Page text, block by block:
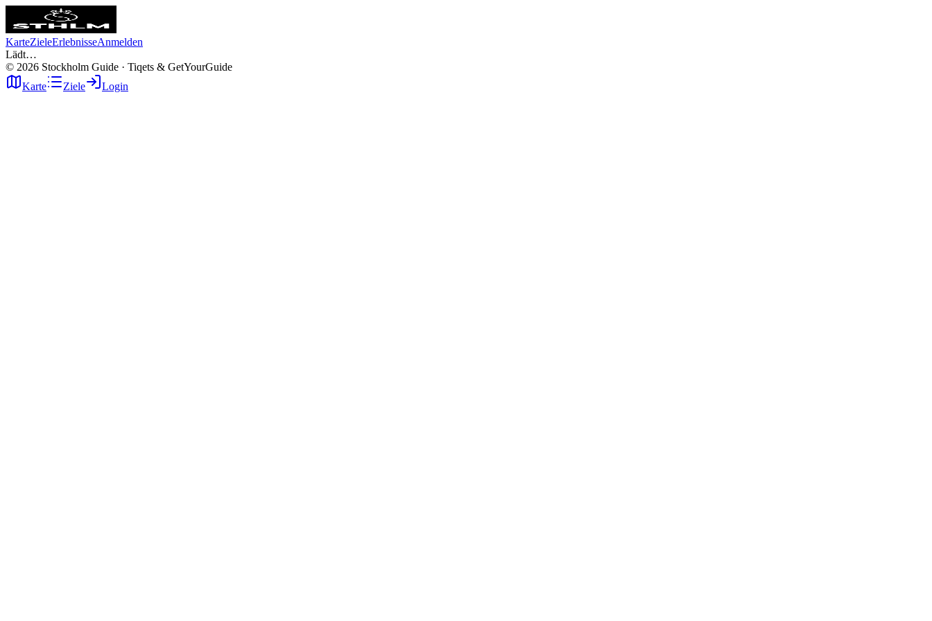
KarteZieleErlebnisseAnmelden
Lädt…
© 2026 Stockholm Guide · Tiqets & GetYourGuide
Karte
Ziele Login